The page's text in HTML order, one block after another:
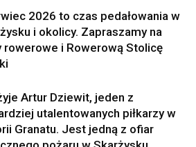
2026 to czas pedałowania w
i okolicy. Zapraszamy na
rowerowe i Rowerową Stolicę
Artur Dziewit, jeden z
utalentowanych piłkarzy w
Granatu. Jest jedną z ofiar